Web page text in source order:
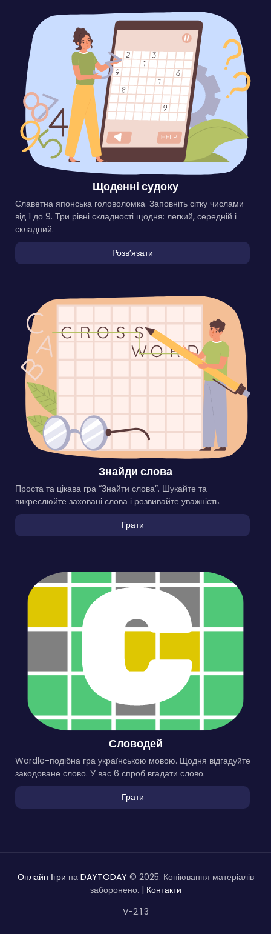
Щоденні судоку
Славетна японська головоломка. Заповніть сітку числами
від 1 до 9. Три рівні складності щодня: легкий, середній і
складний.
Розвʼязати
Знайди слова
Проста та цікава гра “Знайти слова”. Шукайте та
викреслюйте заховані слова і розвивайте уважність.
Грати
Словодей
Wordle-подібна гра українською мовою. Щодня відгадуйте
закодоване слово. У вас 6 спроб вгадати слово.
Грати
Онлайн Ігри на DAYTODAY © 2025. Копіювання матеріалів
заборонено. | Контакти
V-2.1.3